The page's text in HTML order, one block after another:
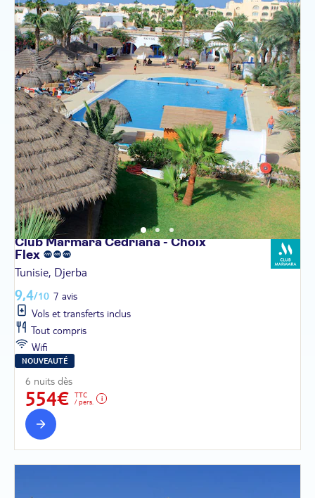
Club Marmara Cedriana - Choix
Flex
Tunisie, Djerba
9,4/10 7 avis
Vols et transferts inclus
Tout compris
Wifi
NOUVEAUTÉ
6 nuits dès
554€
TTC
/ pers.